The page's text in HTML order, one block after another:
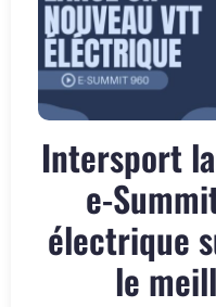
Intersport
e-
électrique
le